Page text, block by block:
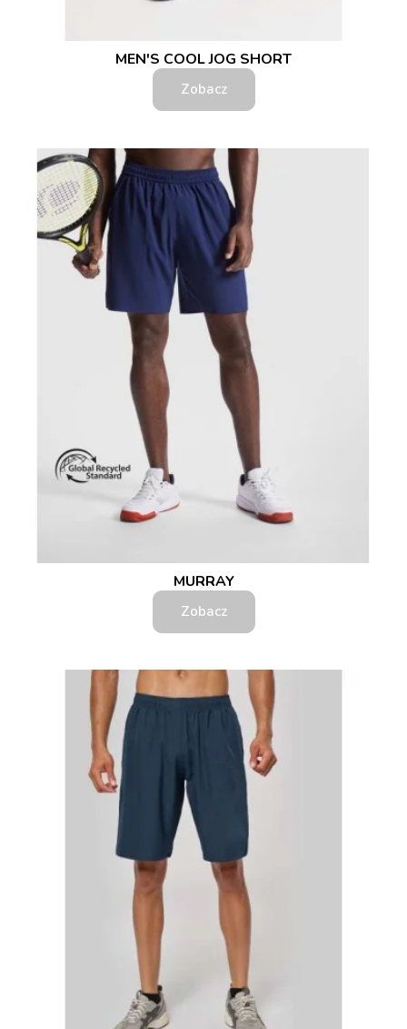
MEN'S COOL JOG SHORT
Zobacz
MURRAY
Zobacz